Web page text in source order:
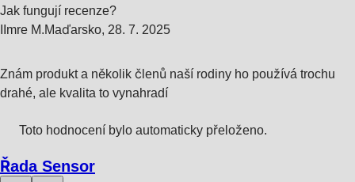
Jak fungují recenze?
Imre M.Maďarsko, 28. 7. 2025
Znám produkt a několik členů naší rodiny ho používá trochu
drahé, ale kvalita to vynahradí
Toto hodnocení bylo automaticky přeloženo.
Řada Sensor